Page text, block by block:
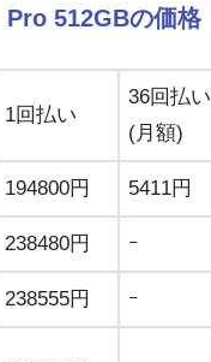
512GBの価格
1回払い
36回払い
(月額)
194800円 5411円
238480円 ｰ
238555円 ｰ